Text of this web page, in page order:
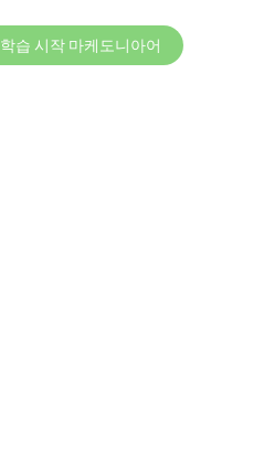
학습 시작 마케도니아어